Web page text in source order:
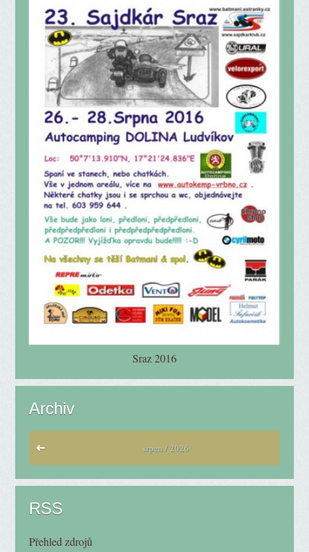
Sraz 2016
Archiv
srpen / 2026
RSS
Přehled zdrojů